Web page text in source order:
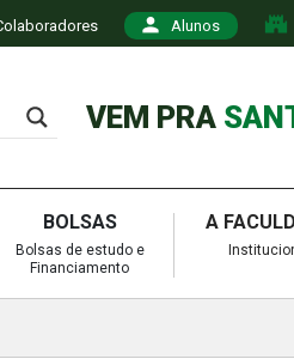
Alunos
VEM PRA
BOLSAS
Bolsas de estudo e
Financiamento
A